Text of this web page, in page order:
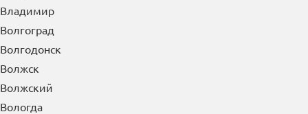
Владимир
Волгоград
Волгодонск
Волжск
Волжский
Вологда